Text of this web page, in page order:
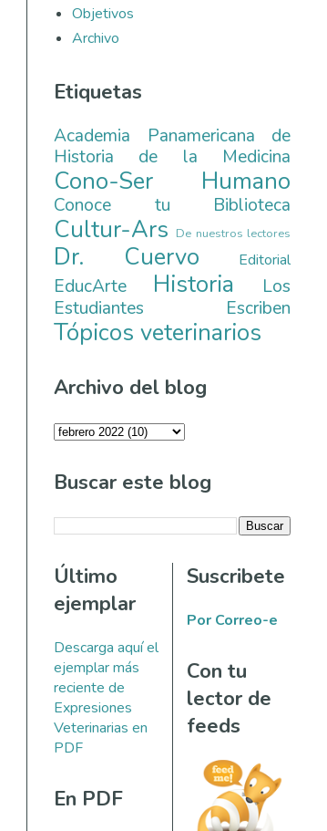
Objetivos
Archivo
Etiquetas
Academia Panamericana de
Historia de la Medicina
Cono-Ser Humano
Conoce tu Biblioteca
Cultur-Ars De nuestros lectores
Dr. Cuervo Editorial
EducArte Historia
Los
Estudiantes Escriben
Tópicos veterinarios
Archivo del blog
Buscar este blog
Último
ejemplar
Descarga aquí el
ejemplar más
reciente de
Expresiones
Veterinarias en
PDF
En PDF
Suscribete
Por Correo-e
Con tu
lector de
feeds